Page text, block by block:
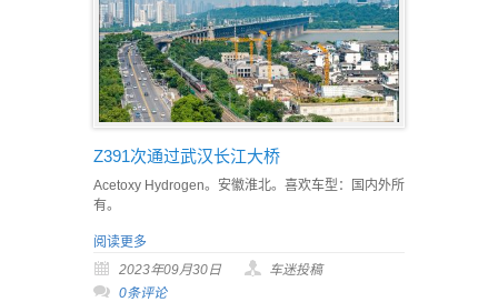
Z391次通过武汉长江大桥
Acetoxy Hydrogen。安徽淮北。喜欢车型：国内外所
有。
阅读更多
2023年09月30日
车迷投稿
0条评论